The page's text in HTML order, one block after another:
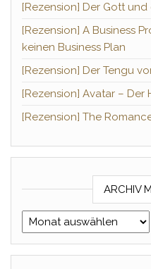
[Rezension] Der Gott und
[Rezension] A Business
keinen Business Plan
[Rezension] Der Tengu
[Rezension] Avatar –
[Rezension] The
ARCHIV
Archiv Monat/Jahr